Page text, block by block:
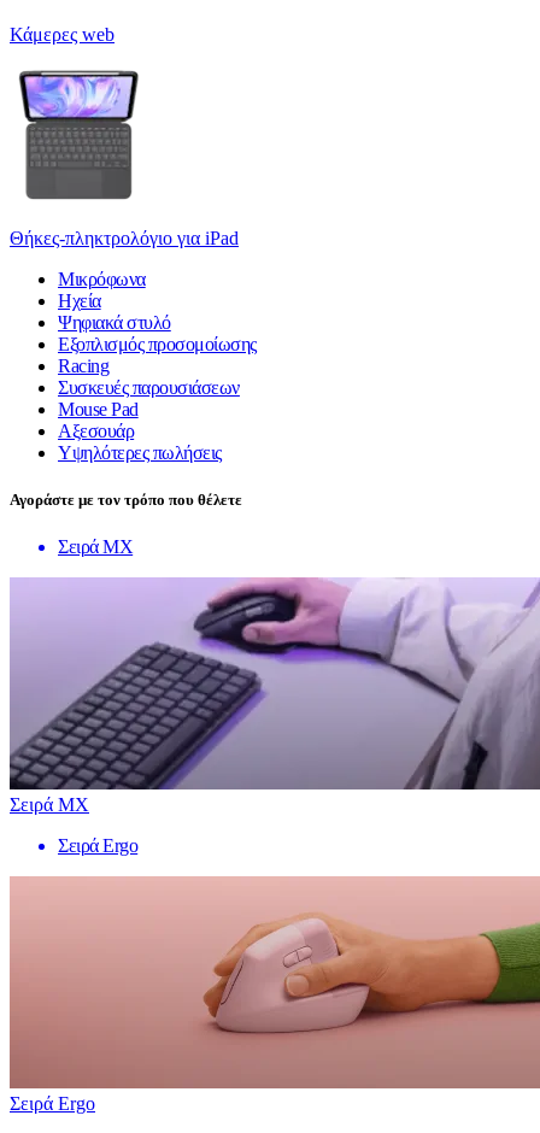
Κάμερες web
Θήκες-πληκτρολόγιο για iPad
Μικρόφωνα
Ηχεία
Ψηφιακά στυλό
Εξοπλισμός προσομοίωσης
Racing
Συσκευές παρουσιάσεων
Mouse Pad
Αξεσουάρ
Υψηλότερες πωλήσεις
Αγοράστε με τον τρόπο που θέλετε
Σειρά MX
Σειρά MX
Σειρά Ergo
Σειρά Ergo